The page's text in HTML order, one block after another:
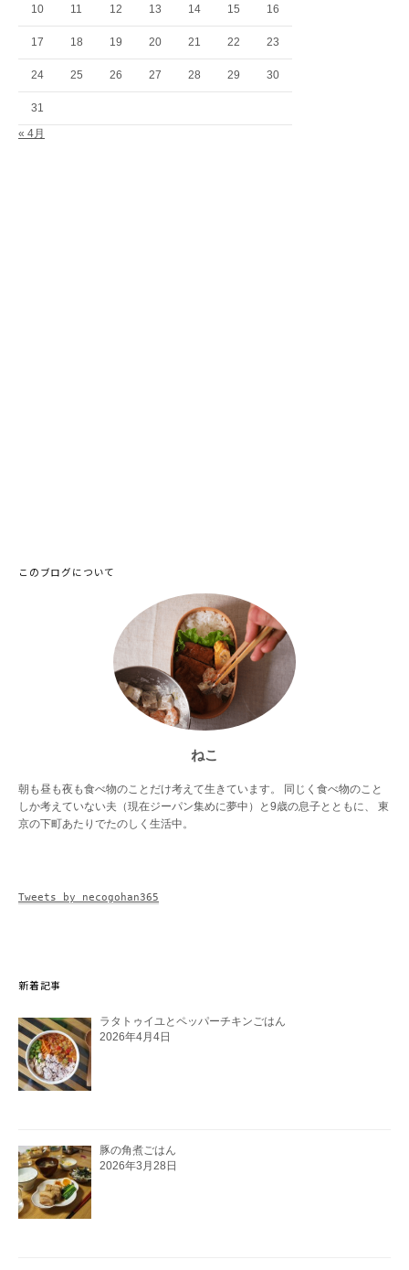
10 11 12 13 14 15 16
17 18 19 20 21 22 23
24 25 26 27 28 29 30
31
« 4月
このブログについて
ねこ
朝も昼も夜も食べ物のことだけ考えて生きています。 同じく食べ物のこと
しか考えていない夫（現在ジーパン集めに夢中）と9歳の息子とともに、 東
京の下町あたりでたのしく生活中。
Tweets by necogohan365
新着記事
ラタトゥイユとペッパーチキンごはん
2026年4月4日
豚の角煮ごはん
2026年3月28日